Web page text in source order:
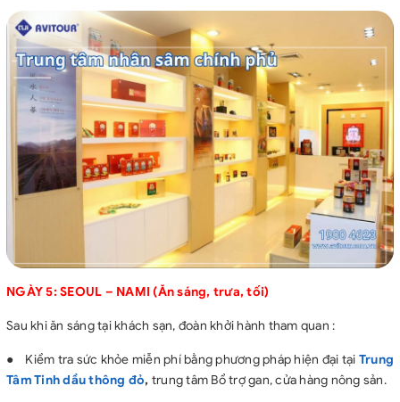
NGÀY 5: SEOUL – NAMI (Ăn sáng, trưa, tối)
Sau khi ăn sáng tại khách sạn, đoàn khởi hành tham quan :
● Kiểm tra sức khỏe miễn phí bằng phương pháp hiện đại tại Trung
Tâm Tinh dầu thông đỏ, trung tâm Bổ trợ gan, cửa hàng nông sản.